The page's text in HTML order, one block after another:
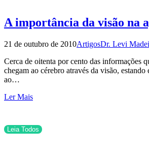
A importância da visão na
21 de outubro de 2010ArtigosDr. Levi
Cerca de oitenta por cento das informações
chegam ao cérebro através da visão, estando
ao…
Ler Mais
Leia Todos